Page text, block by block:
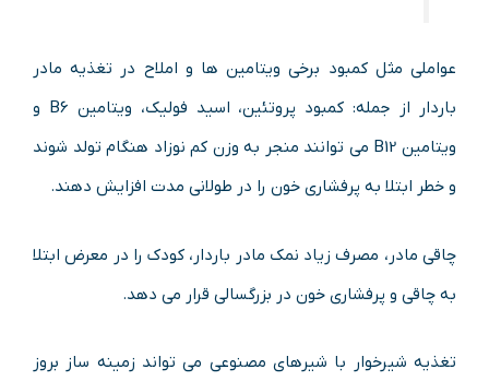
عواملی مثل کمبود برخی ویتامین ها و املاح در تغذیه مادر
باردار از جمله: کمبود پروتئین، اسید فولیک، ویتامین B6 و
ویتامین B12 می توانند منجر به وزن کم نوزاد هنگام تولد شوند
و خطر ابتلا به پرفشاری خون را در طولانی مدت افزایش دهند.
چاقی مادر، مصرف زیاد نمک مادر باردار، کودک را در معرض ابتلا
به چاقی و پرفشاری خون در بزرگسالی قرار می دهد.
تغذیه شیرخوار با شیرهای مصنوعی می تواند زمینه ساز بروز